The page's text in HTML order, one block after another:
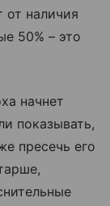
от наличия
50% – это
начнет
показывать,
пресечь его